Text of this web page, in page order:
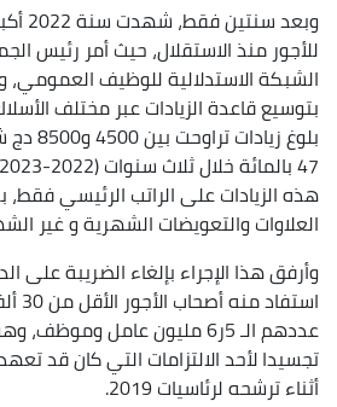
وبعد سنتين
للأجور منذ الاستقلال، حيث أمر رئيس
الشبكة الاستدلالية للوظيف
بتوسيع قاعدة الزيادات عبر مختلف
بلوغ زيادات
هذه الزيادات على الراتب الرئيسي فقط،
العلاوات والتعويضات الشهرية و غير
وأرفق هذا الإجراء بإلغاء الضريبة على
استفاد منه
عددهم الـ 5ر6 مليون عامل وموظف،
تجسيدا لأحد الالتزامات التي كان قد
أثناء ترشحه لرئاسيات 2019.